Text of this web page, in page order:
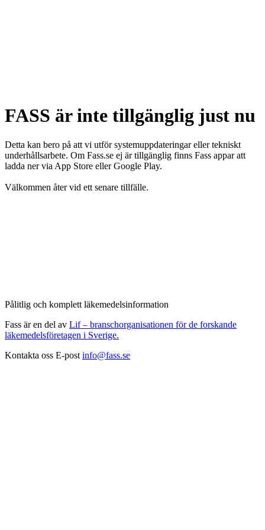
FASS är inte tillgänglig just nu
Detta kan bero på att vi utför systemuppdateringar eller tekniskt
underhållsarbete. Om Fass.se ej är tillgänglig finns Fass appar att
ladda ner via App Store eller Google Play.
Välkommen åter vid ett senare tillfälle.
Pålitlig och komplett läkemedelsinformation
Fass är en del av Lif – branschorganisationen för de forskande
läkemedelsföretagen i Sverige.
Kontakta oss E-post info@fass.se